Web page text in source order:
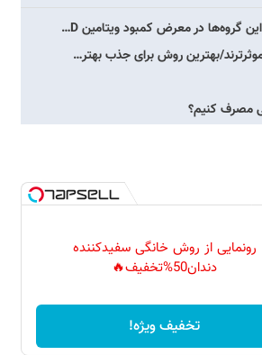
بهترین روش برای جذب بهتر…
رونمایی از روش خانگی سفیدکننده
دندان50%تخفیف🔥
تخفیف ویژه!